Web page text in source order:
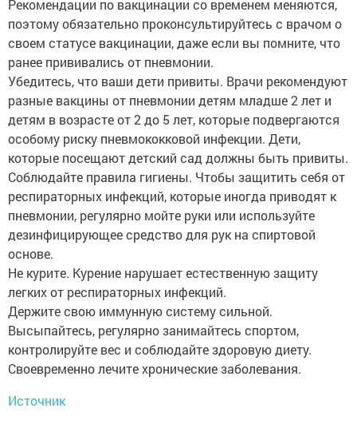
Рекомендации по вакцинации со временем меняются,
поэтому обязательно проконсультируйтесь с врачом о
своем статусе вакцинации, даже если вы помните, что
ранее прививались от пневмонии.
Убедитесь, что ваши дети привиты. Врачи рекомендуют
разные вакцины от пневмонии детям младше 2 лет и
детям в возрасте от 2 до 5 лет, которые подвергаются
особому риску пневмококковой инфекции. Дети,
которые посещают детский сад должны быть привиты.
Соблюдайте правила гигиены. Чтобы защитить себя от
респираторных инфекций, которые иногда приводят к
пневмонии, регулярно мойте руки или используйте
дезинфицирующее средство для рук на спиртовой
основе.
Не курите. Курение нарушает естественную защиту
легких от респираторных инфекций.
Держите свою иммунную систему сильной.
Высыпайтесь, регулярно занимайтесь спортом,
контролируйте вес и соблюдайте здоровую диету.
Своевременно лечите хронические заболевания.
Источник